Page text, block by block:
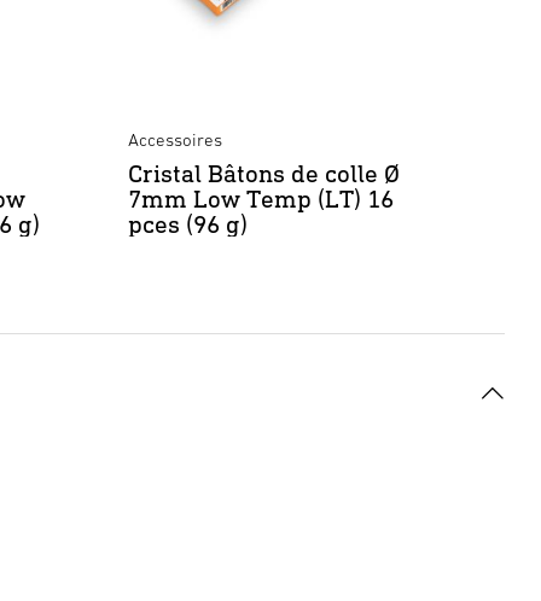
g)
Accessoires
Cristal Bâtons de colle Ø
7mm Low Temp (LT) 16
pces (96 g)